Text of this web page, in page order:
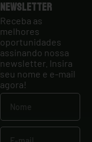
Newsletter
Receba as
melhores
oportunidades
assinando nossa
newsletter. Insira
seu nome e e-mail
agora!